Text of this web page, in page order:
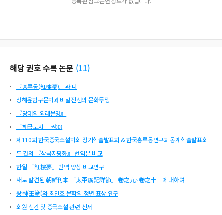
해당 권호 수록 논문 (11)
『홍루몽(紅樓夢)』과 나
상해윤함구문학과 비밀전선의 문화투쟁
『당대의 외래문명』
『해국도지』 권33
제110회 한국중국소설학회 정기학술발표회 & 한국홍루몽연구회 동계학술발표회
두 권의 『삼국지평화』 번역본 비교
한일 『紅樓夢』 번역 양상 비교연구
새로 발견된 朝鮮刊本 『太平廣記詳節』 卷之九~卷之十三에 대하여
왕숴(王朔)와 최인호 문학의 청년 표상 연구
회원 신간 및 중국소설 관련 신서